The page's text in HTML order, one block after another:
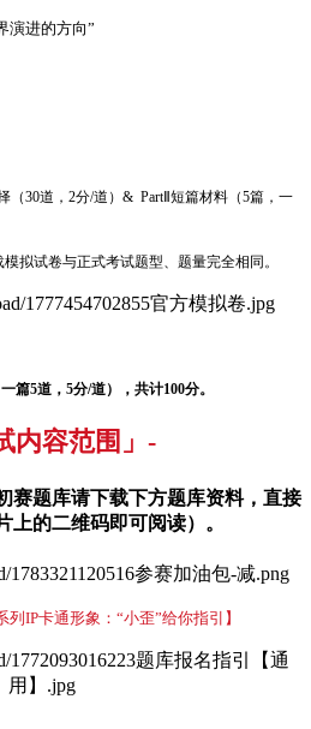
演进的方向”
（30道，2分/道）& PartⅡ短篇材料（5篇，一
模拟试卷与正式考试题型、题量完全相同。
篇5道，5分/道），共计100分。
内容范围 」-
赛题库请下载下方题库资料，直接
的二维码即可阅读）。
列IP卡通形象：“小歪”给你指引】